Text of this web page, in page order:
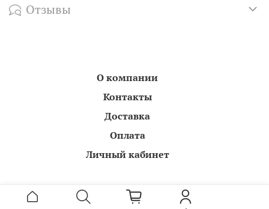
Отзывы
О компании
Контакты
Доставка
Оплата
Личный кабинет